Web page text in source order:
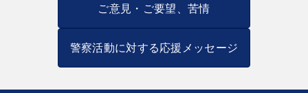
ご意見・ご要望、苦情
警察活動に対する応援メッセージ